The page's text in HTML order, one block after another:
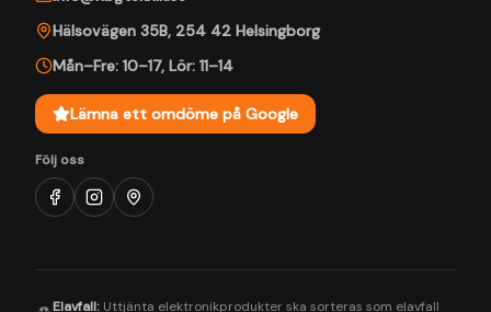
Hälsovägen 35B, 254 42 Helsingborg
Mån–Fre: 10–17, Lör: 11–14
Lämna ett omdöme på Google
Följ oss
Elavfall: Uttjänta elektronikprodukter ska sorteras som elavfall